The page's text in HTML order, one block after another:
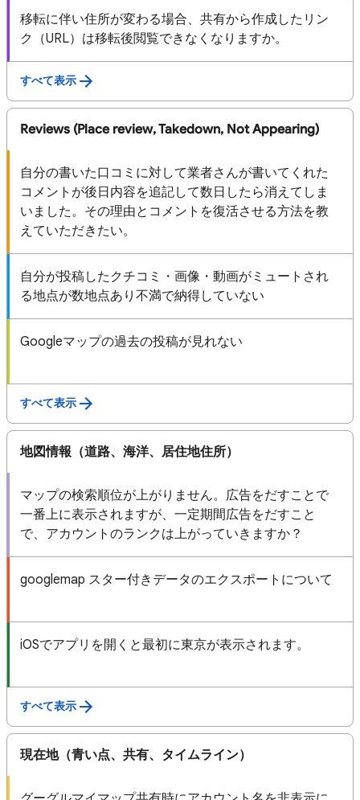
移転に伴い住所が変わる場合、共有から作成したリン
ク（URL）は移転後閲覧できなくなりますか。
すべて表示
Reviews (Place review, Takedown, Not Appearing)
自分の書いた口コミに対して業者さんが書いてくれた
コメントが後日内容を追記して数日したら消えてしま
いました。その理由とコメントを復活させる方法を教
えていただきたい。
自分が投稿したクチコミ・画像・動画がミュートされ
る地点が数地点あり不満で納得していない
Googleマップの過去の投稿が見れない
すべて表示
地図情報（道路、海洋、居住地住所）
マップの検索順位が上がりません。広告をだすことで
一番上に表示されますが、一定期間広告をだすこと
で、アカウントのランクは上がっていきますか？
googlemap スター付きデータのエクスポートについて
iOSでアプリを開くと最初に東京が表示されます。
すべて表示
現在地（青い点、共有、タイムライン）